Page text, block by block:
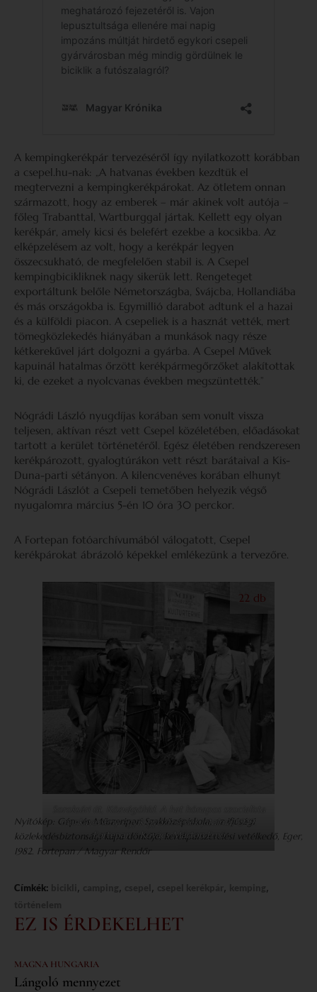
A kempingkerékpár tervezéséről így nyilatkozott korábban
a csepel.hu-nak: „A hatvanas években kezdtük el
megtervezni a kempingkerékpárokat. Az ötletem onnan
származott, hogy az emberek – már akinek volt autója –
főleg Trabanttal, Wartburggal jártak. Kellett egy olyan
kerékpár, amely kicsi és belefért ezekbe a kocsikba. Az
elképzelésem az volt, hogy a kerékpár legyen
összecsukható, de megfelelően stabil is. A Csepel
kempingbicikliknek nagy sikerük lett. Rengeteget
exportáltunk belőle Németországba, Svájcba, Hollandiába
és más országokba is. Egymillió darabot adtunk el a hazai
és a külföldi piacon. A csepeliek is a hasznát vették, mert
tömegközlekedés hiányában a munkások nagy része
kétkerekűvel járt dolgozni a gyárba. A Csepel Művek
kapuinál hatalmas őrzött kerékpármegőrzőket alakítottak
ki, de ezeket a nyolcvanas években megszüntették.”
Nógrádi László nyugdíjas korában sem vonult vissza
teljesen, aktívan részt vett Csepel közéletében, előadásokat
tartott a kerület történetéről. Egész életében rendszeresen
kerékpározott, gyalogtúrákon vett részt barátaival a Kis-
Duna-parti sétányon. A kilencvenéves korában elhunyt
Nógrádi Lászlót a Csepeli temetőben helyezik végső
nyugalomra március 5-én 10 óra 30 perckor.
A Fortepan fotóarchívumából válogatott, Csepel
kerékpárokat ábrázoló képekkel emlékezünk a tervezőre.
munkaverseny egyik győztesének jutalma, 1949.
Fortepan / Kovács Márton Ernő
22 db
Nyitókép: Gép- és Műszeripari Szakközépiskola, az ifjúsági
közlekedésbiztonsági kupa döntője, kerékpárszerelési vetélkedő, Eger,
1982. Fortepan / Magyar Rendőr
Címkék: , , , , ,
EZ IS ÉRDEKELHET
MAGNA HUNGARIA
Lángoló mennyezet